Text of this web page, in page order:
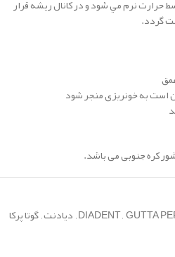
حرارت نرم مي شود و در کانال ريشه قرار
گردد.
است به خونریزی منجر شود
DIADENT,GUTTA
,دیادنت,گوتا پرکا